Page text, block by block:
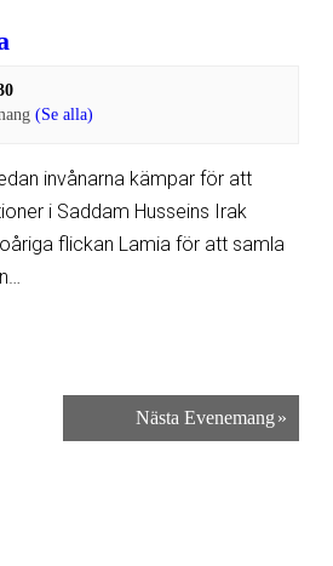
(Se alla)
invånarna kämpar för att
i Saddam Husseins Irak
flickan Lamia för att samla
Nästa Evenemang »